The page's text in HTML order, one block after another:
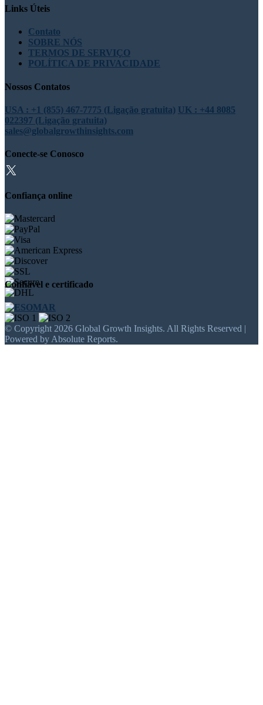
Links Úteis
Contato
SOBRE NÓS
TERMOS DE SERVIÇO
POLÍTICA DE PRIVACIDADE
Nossos Contatos
USA : +1 (855) 467-7775 (Ligação gratuita) UK : +44 8085
022397 (Ligação gratuita)
sales@globalgrowthinsights.com
Conecte-se Conosco
Confiança online
Confiável e certificado
© Copyright 2026 Global Growth Insights. All Rights Reserved |
Powered by Absolute Reports.